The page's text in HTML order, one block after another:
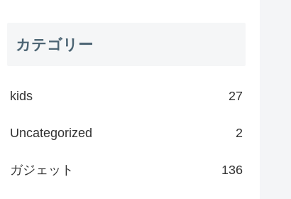
カテゴリー
kids 27
Uncategorized 2
ガジェット 136